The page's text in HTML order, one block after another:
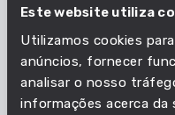
Este website utiliza
Utilizamos cookies
anúncios, fornecer
analisar o nosso
informações acerca da
Em que
competência